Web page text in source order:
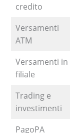
credito
Versamenti
ATM
Versamenti in
filiale
Trading e
investimenti
PagoPA